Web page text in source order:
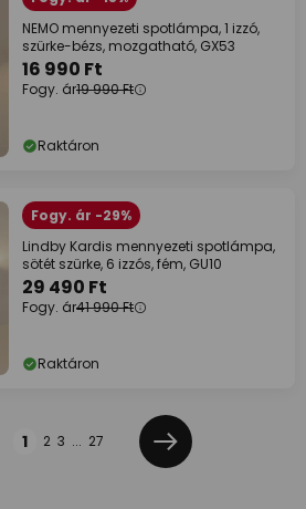
NEMO mennyezeti spotlámpa, 1 izzó,
szürke-bézs, mozgatható, GX53
16 990 Ft
Fogy. ár19 990 Ft
Raktáron
Fogy. ár -29%
Lindby Kardis mennyezeti spotlámpa,
sötét szürke, 6 izzós, fém, GU10
29 490 Ft
Fogy. ár41 990 Ft
Raktáron
1 2 3 ... 27
Következő